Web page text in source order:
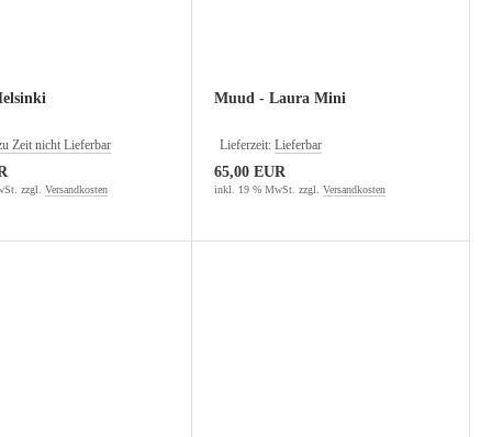
Zeit nicht Lieferbar
zzgl. Versandkosten
Muud - Laura Mini
Lieferzeit: Lieferbar
65,00 EUR
inkl. 19 % MwSt. zzgl. Versandkosten